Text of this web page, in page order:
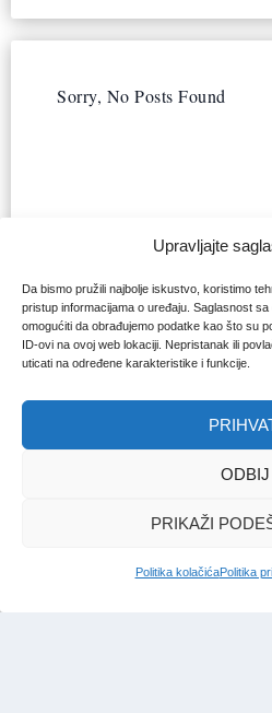
Upravljajte
Da bismo pružili najbolje iskustvo, koristimo
pristup informacijama o uređaju. Saglasnost
omogućiti da obrađujemo podatke kao što su
ID-ovi na ovoj web lokaciji. Nepristanak ili
uticati na određene karakteristike i funkcije.
ODBIJ
PRIKAŽI
Politika kolačićaPolitika
Sorry, No Posts Found